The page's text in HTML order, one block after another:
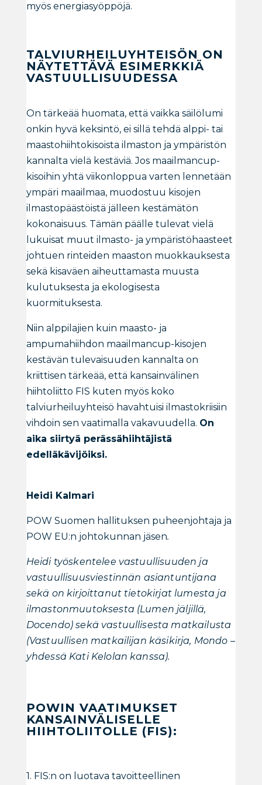
myös energiasyöppöjä.
TALVIURHEILUYHTEISÖN ON
NÄYTETTÄVÄ ESIMERKKIÄ
VASTUULLISUUDESSA
On tärkeää huomata, että vaikka säilölumi
onkin hyvä keksintö, ei sillä tehdä alppi- tai
maastohiihtokisoista ilmaston ja ympäristön
kannalta vielä kestäviä. Jos maailmancup-
kisoihin yhtä viikonloppua varten lennetään
ympäri maailmaa, muodostuu kisojen
ilmastopäästöistä jälleen kestämätön
kokonaisuus. Tämän päälle tulevat vielä
lukuisat muut ilmasto- ja ympäristöhaasteet
johtuen rinteiden maaston muokkauksesta
sekä kisaväen aiheuttamasta muusta
kulutuksesta ja ekologisesta
kuormituksesta.
Niin alppilajien kuin maasto- ja
ampumahiihdon maailmancup-kisojen
kestävän tulevaisuuden kannalta on
kriittisen tärkeää, että kansainvälinen
hiihtoliitto FIS kuten myös koko
talviurheiluyhteisö havahtuisi ilmastokriisiin
vihdoin sen vaatimalla vakavuudella. On
aika siirtyä perässähiihtäjistä
edelläkävijöiksi.
Heidi Kalmari
POW Suomen hallituksen puheenjohtaja ja
POW EU:n johtokunnan jäsen.
Heidi työskentelee vastuullisuuden ja
vastuullisuusviestinnän asiantuntijana
sekä on kirjoittanut tietokirjat lumesta ja
ilmastonmuutoksesta (Lumen jäljillä,
Docendo) sekä vastuullisesta matkailusta
(Vastuullisen matkailijan käsikirja, Mondo –
yhdessä Kati Kelolan kanssa).
POWIN VAATIMUKSET
KANSAINVÄLISELLE
HIIHTOLIITOLLE (FIS):
1. FIS:n on luotava tavoitteellinen